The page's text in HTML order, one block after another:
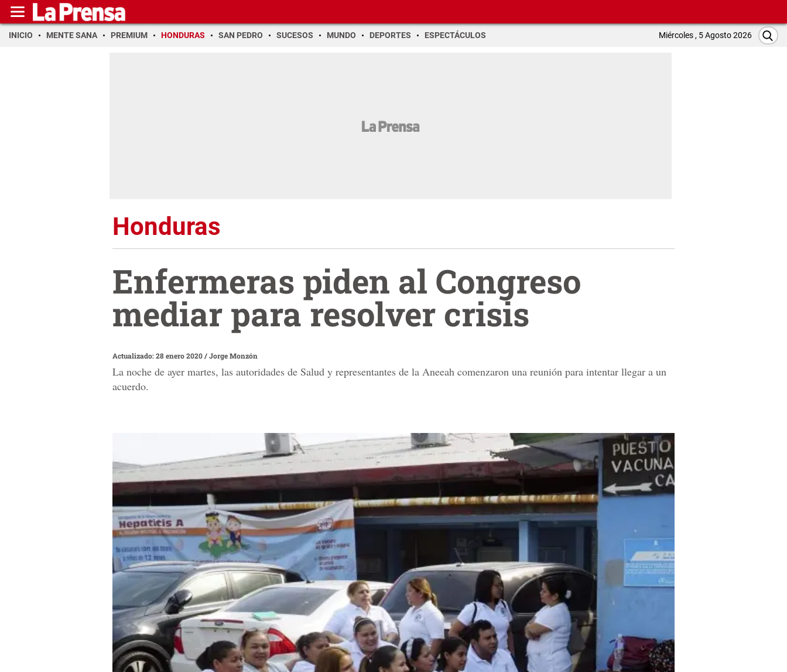
INICIO MENTE SANA PREMIUM HONDURAS SAN PEDRO SUCESOS MUNDO DEPORTES ESPECTÁCULOS Miércoles , 5 Agosto 2026
Honduras
Enfermeras piden al Congreso
mediar para resolver crisis
Actualizado: 28 enero 2020/Jorge Monzón
La noche de ayer martes, las autoridades de Salud y representantes de la Aneeah comenzaron una reunión para intentar llegar a un
acuerdo.